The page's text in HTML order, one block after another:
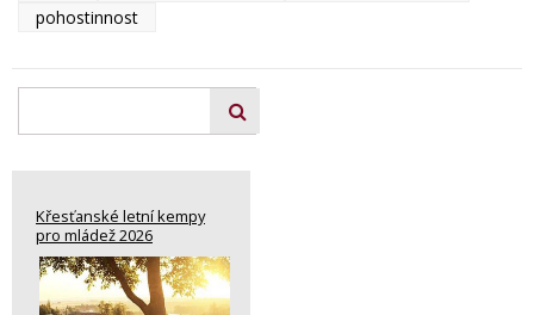
pohostinnost
Křesťanské letní kempy
pro mládež 2026